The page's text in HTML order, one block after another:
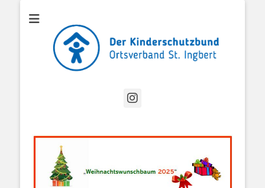
OV St. Ingbert
Instagram